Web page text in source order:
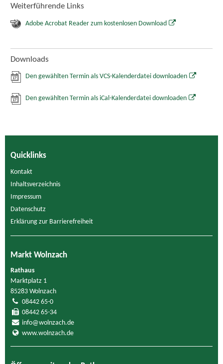
Weiterführende Links
Adobe Acrobat Reader zum kostenlosen Download
Downloads
Den gewählten Termin als VCS-Kalenderdatei downloaden
Den gewählten Termin als iCal-Kalenderdatei downloaden
Quicklinks
Kontakt
Inhaltsverzeichnis
Impressum
Datenschutz
Erklärung zur Barrierefreiheit
Markt Wolnzach
Rathaus
Marktplatz 1
85283 Wolnzach
08442 65-0
08442 65-34
info@wolnzach.de
www.wolnzach.de